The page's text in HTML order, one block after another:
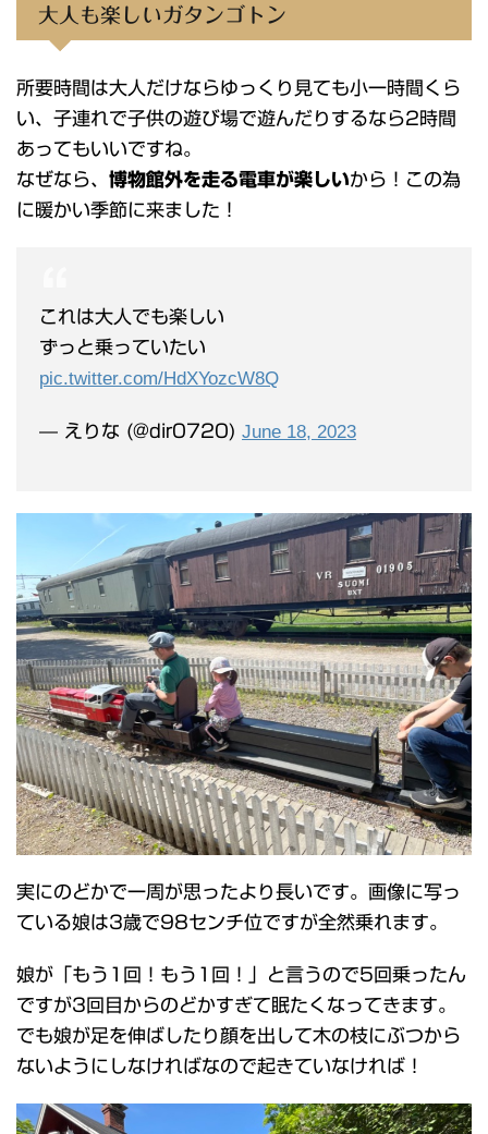
大人も楽しいガタンゴトン
所要時間は大人だけならゆっくり見ても小一時間くら
い、子連れで子供の遊び場で遊んだりするなら2時間
あってもいいですね。
なぜなら、 博物館外を走る電車が楽しいから！この為
に暖かい季節に来ました！
これは大人でも楽しい
ずっと乗っていたい
pic.twitter.com/HdXYozcW8Q
— えりな (@dir0720) June 18, 2023
実にのどかで一周が思ったより長いです。画像に写っ
ている娘は3歳で98センチ位ですが全然乗れます。
娘が「もう1回！もう1回！」と言うので5回乗ったん
ですが3回目からのどかすぎて眠たくなってきます。
でも娘が足を伸ばしたり顔を出して木の枝にぶつから
ないようにしなければなので起きていなければ！